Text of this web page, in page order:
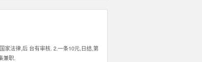
家法律,后 台有审核. 2.一条10元,日结,第
兼职.